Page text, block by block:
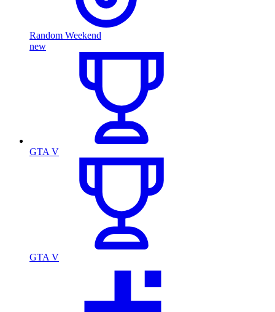
Random Weekend
new
GTA V
GTA V